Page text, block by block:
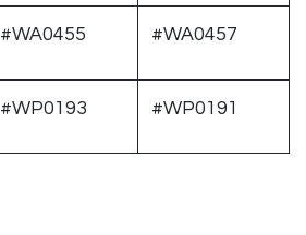
#WA0455 #WA0457
#WP0193 #WP0191